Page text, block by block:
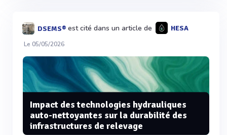
DSEMS® est cité dans un article de HESA
Le 05/05/2026
Impact des technologies hydrauliques
auto-nettoyantes sur la durabilité des
infrastructures de relevage